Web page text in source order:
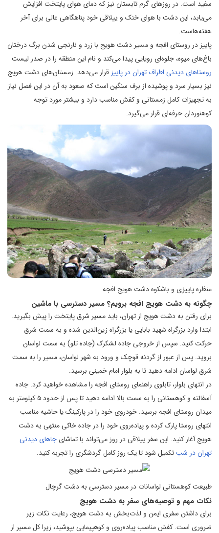
سفید است. در روزهای گرم تابستان نیز که دمای هوای پایتخت افزایش
می‌یابد، این دشت با هوای خنک و ییلاقی خود پناهگاهی عالی برای آخر
هفته‌هاست.
پاییز در روستای افجه و مسیر دشت هویج با زرد و نارنجی شدن برگ درختان
باغ‌های میوه، جلوه‌ای رویایی پیدا می‌کند و نام این منطقه را در صدر لیست
روستاهای دیدنی اطراف تهران در پاییز قرار می‌دهد. زمستان‌های دشت هویج
نیز بسیار سرد و پوشیده از برف سنگین است که صعود به آن در این فصل نیاز
به تجهیزات کامل زمستانی و کفش مناسب دارد و بیشتر مورد توجه
کوهنوردان حرفه‌ای قرار می‌گیرد.
منظره پاییزی و باشکوه دشت هویج افجه
چگونه به دشت هویج افجه برویم؟ مسیر دسترسی با ماشین
برای رفتن به دشت هویج از تهران، باید مسیر شرق پایتخت را پیش بگیرید.
ابتدا وارد بزرگراه شهید بابایی یا بزرگراه زین‌الدین شده و به سمت شرق
حرکت کنید. سپس از خروجی جاده لشکرک (جاده تلو) به سمت لواسان
بروید. پس از عبور از گردنه قوچک و ورود به شهر لواسان، مسیر را به سمت
شرق لواسان ادامه دهید تا به بلوار امام خمینی برسید.
در انتهای بلوار، تابلوی راهنمای روستای افجه را مشاهده خواهید کرد. جاده
آسفالته و کوهستانی را به سمت بالا ادامه دهید تا پس از حدود ۵ کیلومتر به
میدان روستای افجه برسید. خودروی خود را در پارکینگ یا حاشیه مناسب
انتهای روستا پارک کرده و پیاده‌روی خود را در جاده خاکی منتهی به دشت
هویج آغاز کنید. این سفر ییلاقی در روز می‌تواند با تماشای جاهای دیدنی
تهران در شبتکمیل شود تا یک روز کامل گردشگری را تجربه کنید.
طبیعت کوهستانی لواسانات در مسیر دسترسی به دشت گرچال
نکات مهم و توصیه‌های سفر به دشت هویج
برای داشتن سفری ایمن و لذت‌بخش به دشت هویج، رعایت نکات زیر
ضروری است. کفش مناسب پیاده‌روی و کوهپیمایی بپوشید، زیرا کل مسیر از